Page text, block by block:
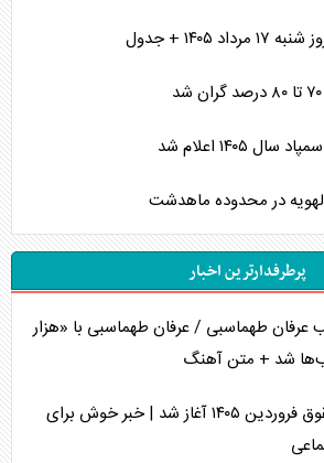
۱۴۰۵ + جدول
۱۴۰۵ اعلام شد
در محدوده ماهدشت
پرطرفدارترین اخبار
عرفان طهماسبی / عرفان طهماسبی با «هزار
شد + متن آهنگ
واریز مابه‌التفاوت حقوق فروردین ۱۴۰۵ آغاز شد | خبر خوش برای